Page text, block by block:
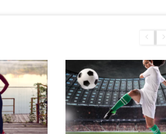
wyzwala uczucie chłodu i